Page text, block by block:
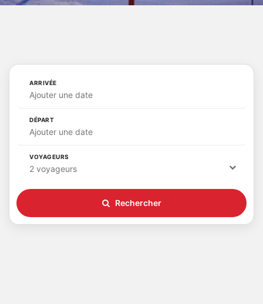
ARRIVÉE
Ajouter une date
DÉPART
Ajouter une date
VOYAGEURS
2 voyageurs
Rechercher